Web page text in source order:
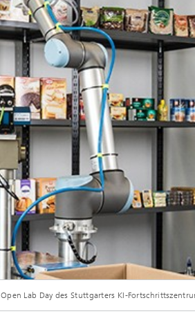
Open Lab Day des Stuttgarters KI-